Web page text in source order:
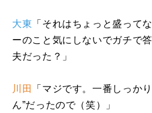
大東 「それはちょっと盛って
ーのこと気にしないでガチで
夫だった？」
川田
「マジです。一番しっか
ん”だったので（笑）」